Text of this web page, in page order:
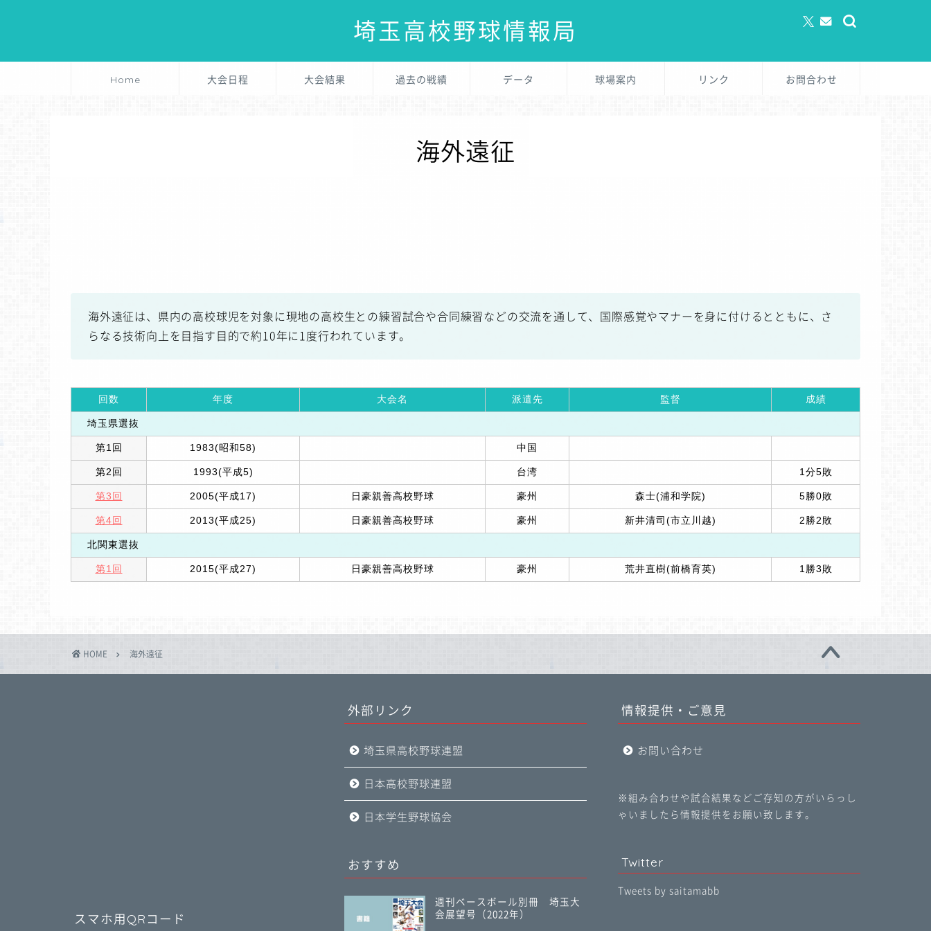
埼玉高校野球情報局
Home 大会日程 大会結果 過去の戦績 データ 球場案内 リンク お問合わせ
海外遠征
海外遠征は、県内の高校球児を対象に現地の高校生との練習試合や合同練習などの交流を通して、国際感覚やマナーを身に付けるとともに、さ
らなる技術向上を目指す目的で約10年に1度行われています。
回数 年度 大会名 派遣先 監督 成績
埼玉県選抜
第1回 1983(昭和58) 中国
第2回 1993(平成5) 台湾 1分5敗
第3回 2005(平成17) 日豪親善高校野球 豪州 森士(浦和学院) 5勝0敗
第4回 2013(平成25) 日豪親善高校野球 豪州 新井清司(市立川越) 2勝2敗
北関東選抜
第1回 2015(平成27) 日豪親善高校野球 豪州 荒井直樹(前橋育英) 1勝3敗
HOME 海外遠征
スマホ用QRコード
外部リンク
埼玉県高校野球連盟
日本高校野球連盟
日本学生野球協会
おすすめ
週刊ベースボール別冊 埼玉大
会展望号（2022年）
情報提供・ご意見
お問い合わせ
※組み合わせや試合結果などご存知の方がいらっし
ゃいましたら情報提供をお願い致します。
Twitter
Tweets by saitamabb